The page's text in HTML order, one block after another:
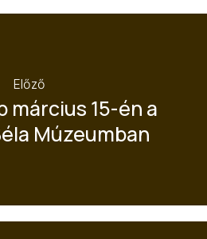
Előző
március 15-én a
Múzeumban